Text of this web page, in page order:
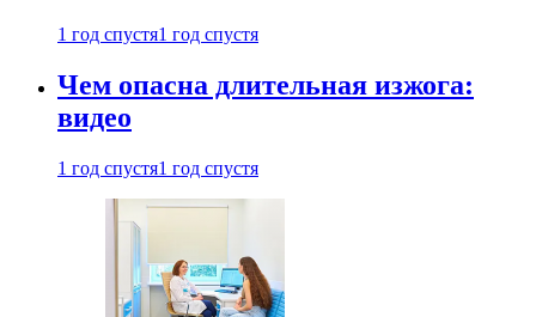
1 год спустя1 год спустя
Чем опасна длительная изжога:
видео
1 год спустя1 год спустя